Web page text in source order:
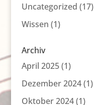
Uncategorized (17)
Wissen (1)
Archiv
April 2025(1)
Dezember 2024(1)
Oktober 2024(1)